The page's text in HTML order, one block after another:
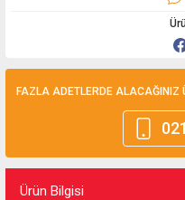
FAZLA ADETLERDE ALACAĞINIZ
Ürün Bilgisi